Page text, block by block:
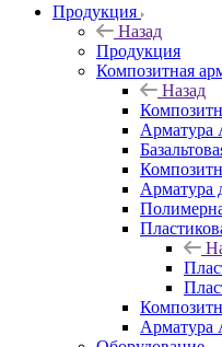
Продукция
Назад
Продукция
Композитная
Назад
Арматура